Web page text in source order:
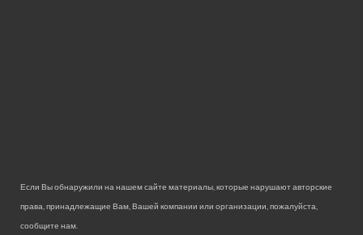
Если Вы обнаружили на нашем сайте материалы, которые нарушают авторские
права, принадлежащие Вам, Вашей компании или организации, пожалуйста,
сообщите нам.